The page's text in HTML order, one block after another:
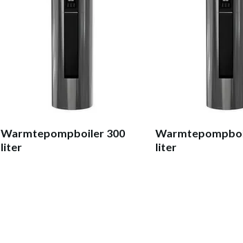
Warmtepompboiler 300
liter
liter